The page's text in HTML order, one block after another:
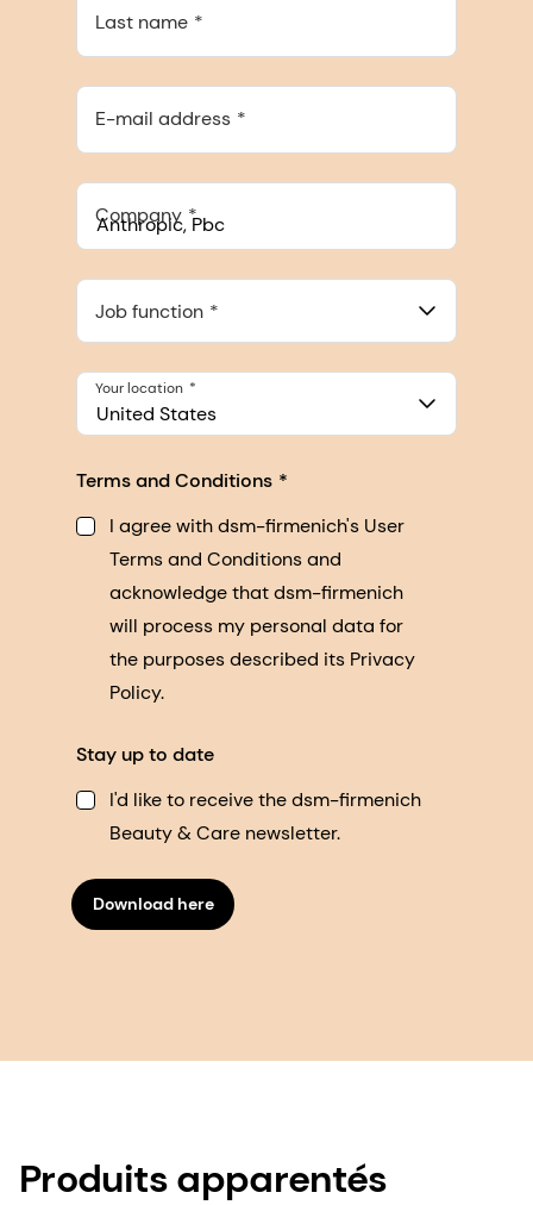
Last name
E-mail address
Company
548 Market St Pmb 90375, San Francisco, California, US
Job function
United States
Your location
Terms and Conditions
I agree with dsm-firmenich's User
Terms and Conditions and
acknowledge that dsm-firmenich
will process my personal data for
the purposes described its Privacy
Policy.
Stay up to date
I'd like to receive the dsm-firmenich
Beauty & Care newsletter.
Download here
Produits apparentés